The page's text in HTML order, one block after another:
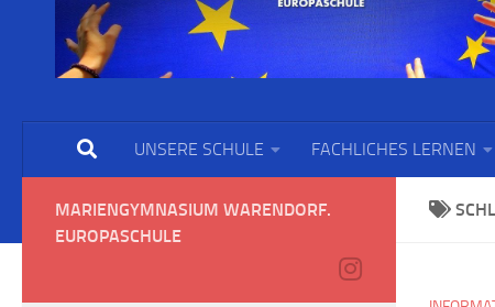
UNSERE SCHULE FACHLICHES LERNEN
MARIENGYMNASIUM WARENDORF.
EUROPASCHULE